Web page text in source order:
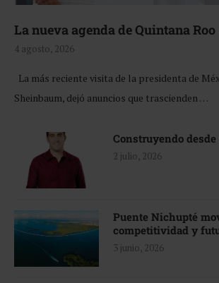
La nueva agenda de Quintana Roo
4 agosto, 2026
La más reciente visita de la presidenta de
Sheinbaum, dejó anuncios que trascienden …
Construyendo
2 julio, 2026
Puente Nichupté
competitividad y
3 junio, 2026